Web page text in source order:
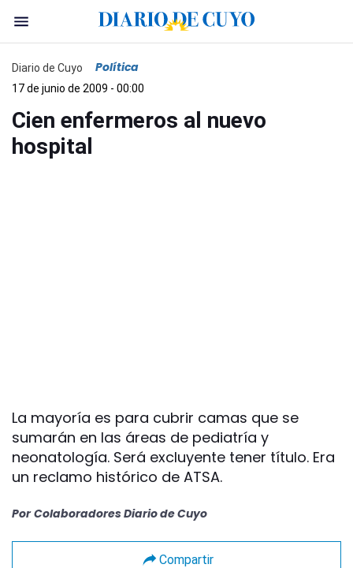
Diario de Cuyo Política
17 de junio de 2009 - 00:00
Cien enfermeros al nuevo
hospital
La mayoría es para cubrir camas que se
sumarán en las áreas de pediatría y
neonatología. Será excluyente tener título. Era
un reclamo histórico de ATSA.
Por Colaboradores Diario de Cuyo
Compartir